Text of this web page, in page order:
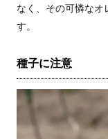
なく、その可憐なオ
す。
種子に注意